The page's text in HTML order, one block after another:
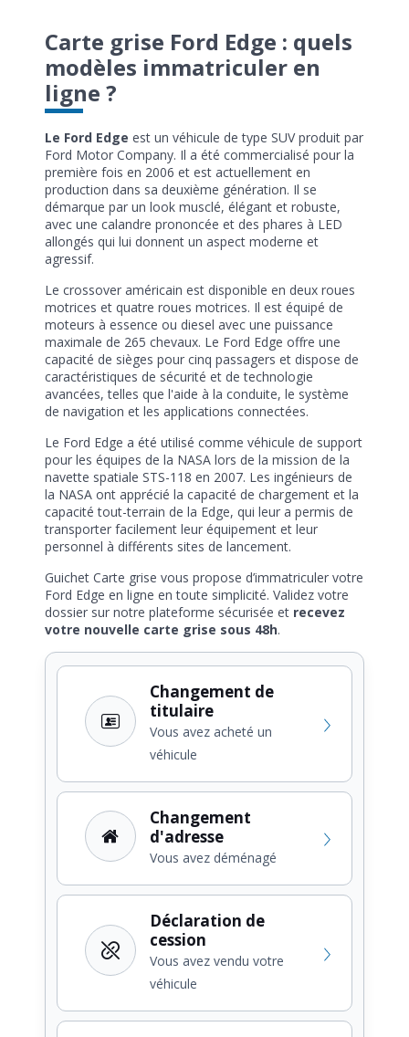
Carte grise Ford Edge : quels
modèles immatriculer en
ligne ?
Le Ford Edge est un véhicule de type SUV produit par
Ford Motor Company. Il a été commercialisé pour la
première fois en 2006 et est actuellement en
production dans sa deuxième génération. Il se
démarque par un look musclé, élégant et robuste,
avec une calandre prononcée et des phares à LED
allongés qui lui donnent un aspect moderne et
agressif.
Le crossover américain est disponible en deux roues
motrices et quatre roues motrices. Il est équipé de
moteurs à essence ou diesel avec une puissance
maximale de 265 chevaux. Le Ford Edge offre une
capacité de sièges pour cinq passagers et dispose de
caractéristiques de sécurité et de technologie
avancées, telles que l'aide à la conduite, le système
de navigation et les applications connectées.
Le Ford Edge a été utilisé comme véhicule de support
pour les équipes de la NASA lors de la mission de la
navette spatiale STS-118 en 2007. Les ingénieurs de
la NASA ont apprécié la capacité de chargement et la
capacité tout-terrain de la Edge, qui leur a permis de
transporter facilement leur équipement et leur
personnel à différents sites de lancement.
Guichet Carte grise vous propose d’immatriculer votre
Ford Edge en ligne en toute simplicité. Validez votre
dossier sur notre plateforme sécurisée et recevez
votre nouvelle carte grise sous 48h.
Changement de
titulaire
Vous avez acheté un
véhicule
Changement
d'adresse
Vous avez déménagé
Déclaration de
cession
Vous avez vendu votre
véhicule